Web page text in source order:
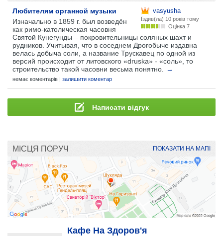
vasyusha
Їздив(ла) 10 років тому
Оцінка 7
Любителям органной музыки
Изначально в 1859 г. был возведён
как римо-католическая часовня
Святой Кунегунды – покровительницы соляных шахт и
рудников. Учитывая, что в соседнем Дрогобыче издавна
велась добыча соли, а название Трускавец по одной из
версий происходит от литовского «druska» - «соль», то
строительство такой часовни весьма понятно.
→
немає коментарів | залишити коментар
Написати відгук
МІСЦЯ ПОРУЧ ПОКАЗАТИ НА МАПІ
Кафе На Здоров'я